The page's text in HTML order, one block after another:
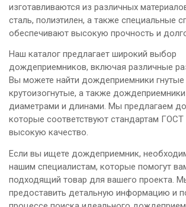
изготавливаются из различных
сталь, полиэтилен, а также специальные
обеспечивают высокую прочность и
Наш каталог предлагает широкий выбор
дождеприемников, включая различные
Вы можете найти дождеприемники гнутые
крутоизогнутые, а также
диаметрами и длинами. Мы предлагаем
которые соответствуют стандартам
высокую качество.
Если вы ищете дождеприемник,
нашим специалистам, которые помогут
подходящий товар для вашего проекта.
предоставить детальную информацию и